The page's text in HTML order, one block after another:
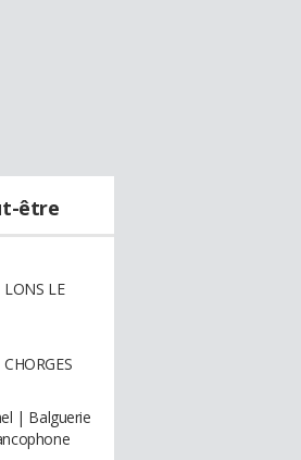
être
LE
| Balguerie